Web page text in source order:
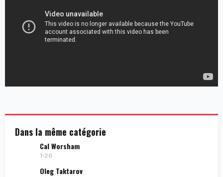
Dans la même catégorie
Cal Worsham
1-2-0
Oleg Taktarov